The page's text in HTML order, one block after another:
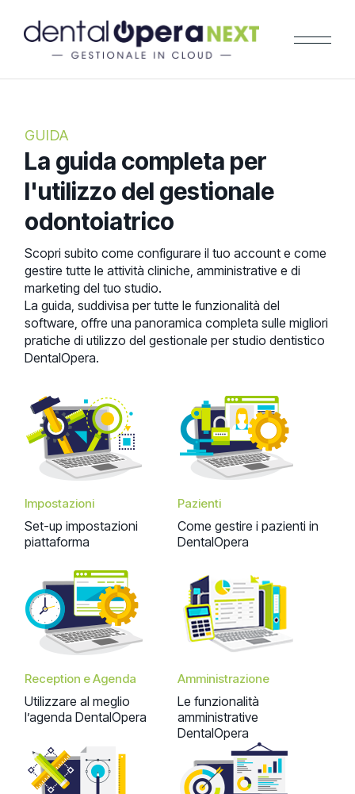
GUIDA
La guida completa per
l'utilizzo del gestionale
odontoiatrico
Scopri subito come configurare il tuo account e come
gestire tutte le attività cliniche, amministrative e di
marketing del tuo studio.
La guida, suddivisa per tutte le funzionalità del
software, offre una panoramica completa sulle migliori
pratiche di utilizzo del gestionale per studio dentistico
DentalOpera.
Impostazioni
Set-up impostazioni
piattaforma
Pazienti
Come gestire i pazienti in
DentalOpera
Reception e Agenda
Utilizzare al meglio
l’agenda DentalOpera
Amministrazione
Le funzionalità
amministrative
DentalOpera